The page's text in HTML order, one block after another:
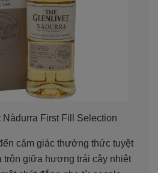
Nàdurra First Fill Selection
cảm giác thưởng thức tuyệt
giữa hương trái cây nhiệt